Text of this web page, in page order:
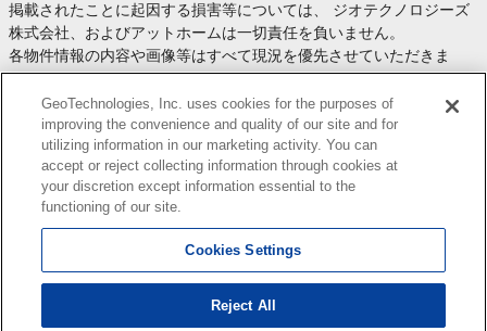
掲載されたことに起因する損害等については、 ジオテクノロジーズ
株式会社、およびアットホームは一切責任を負いません。
各物件情報の内容や画像等はすべて現況を優先させていただきま
す。
お取引等（お取引の準備、資金調達等を含みます）の際には、内容
や契約条件等について、 各情報提供元より十分な説明を受け、ご自
身でご確認の上、判断してください。
このコーナーへの物件情報のご掲載、その他不動産業務ソリューシ
ョン等についての不動産会社様のお問合せはこちら
します。
Copyright(c) At Home Co.,Ltd. このサイトに掲載している情報の無断転載を禁止します。著作権
はアットホーム（株）またはその情報提供者に帰属します。
GeoTechnologies, Inc. uses cookies for the purposes of
improving the convenience and quality of our site and for
utilizing information in our marketing activity. You can
accept or reject collecting information through cookies at
your discretion except information essential to the
functioning of our site.
Cookies Settings
Reject All